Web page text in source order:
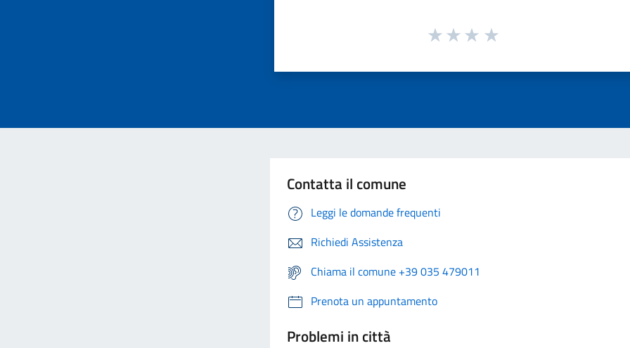
Contatta il comune
Leggi le domande frequenti
Richiedi Assistenza
Chiama il comune +39 035 479011
Prenota un appuntamento
Problemi in città